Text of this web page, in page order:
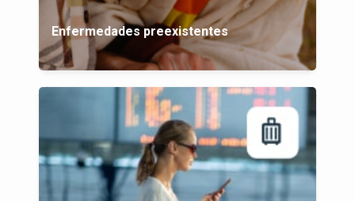
Enfermedades preexistentes